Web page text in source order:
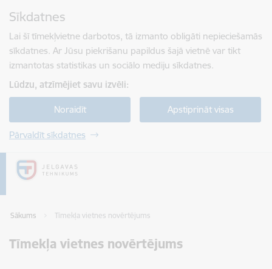
Sīkdatnes
Lai šī tīmekļvietne darbotos, tā izmanto obligāti nepieciešamās
sīkdatnes. Ar Jūsu piekrišanu papildus šajā vietnē var tikt
izmantotas statistikas un sociālo mediju sīkdatnes.
Lūdzu, atzīmējiet savu izvēli:
Noraidīt Apstiprināt visas
Pārvaldīt sīkdatnes
Sākums Tīmekļa vietnes novērtējums
Tīmekļa vietnes novērtējums